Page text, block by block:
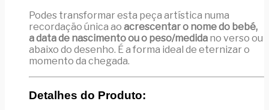
Podes transformar esta peça artística numa
recordação única ao acrescentar o nome do bebé,
a data de nascimento ou o peso/medida no verso ou
abaixo do desenho. É a forma ideal de eternizar o
momento da chegada.
Detalhes do Produto: